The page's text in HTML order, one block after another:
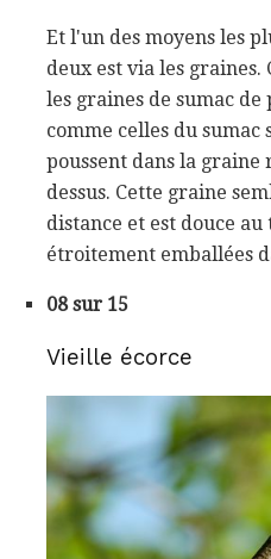
Et l'un des moyens les
deux est via les graines.
les graines de sumac
comme celles du sumac
poussent dans la
dessus. Cette graine
distance et est douce
étroitement emballées
08 sur 15
Vieille écorce